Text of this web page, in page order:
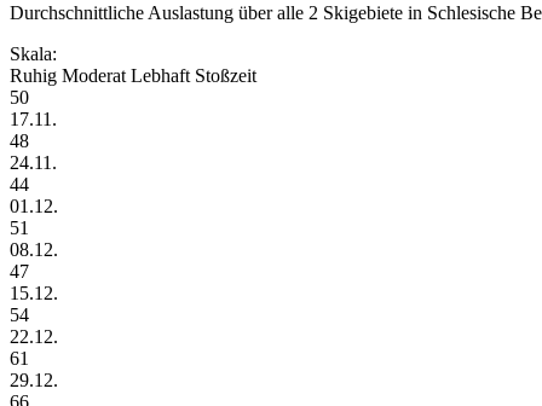
Durchschnittliche Auslastung über alle 2 Skigebiete in Schlesische
Skala:
Ruhig Moderat Lebhaft Stoßzeit
50
17.11.
48
24.11.
44
01.12.
51
08.12.
47
15.12.
54
22.12.
61
29.12.
66